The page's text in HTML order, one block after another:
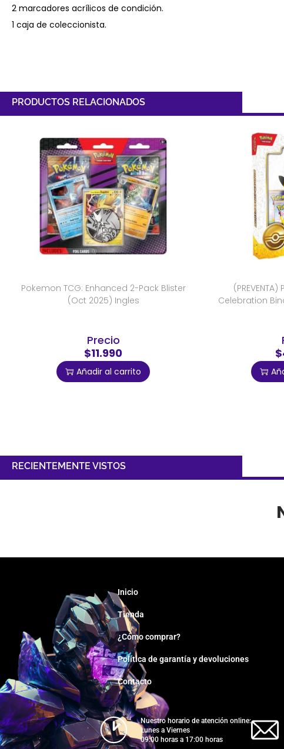
2 marcadores acrílicos de condición.
1 caja de coleccionista.
PRODUCTOS RELACIONADOS
Pokemon TCG: Enhanced 2-Pack Blister
(Oct 2025) Ingles
Precio
$11.990
Añadir al carrito
Celebration
RECIENTEMENTE VISTOS
Inicio
Tienda
¿Cómo comprar?
Política de garantía y devoluciones
Contacto
Nuestro horario de atención online:
Lunes a Viernes
09:00 horas a 17:00 horas